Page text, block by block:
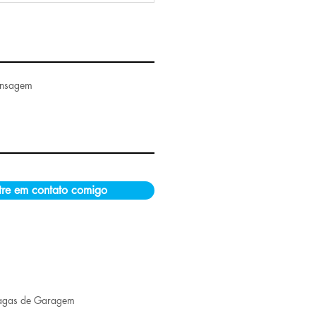
em contato comigo
de Garagem